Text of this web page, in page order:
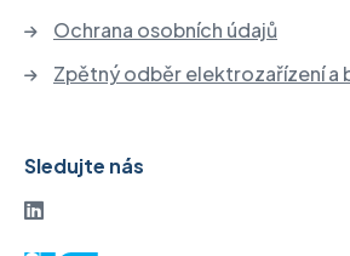
Ochrana osobních údajů
Zpětný odběr elektrozařízení a
Sledujte nás